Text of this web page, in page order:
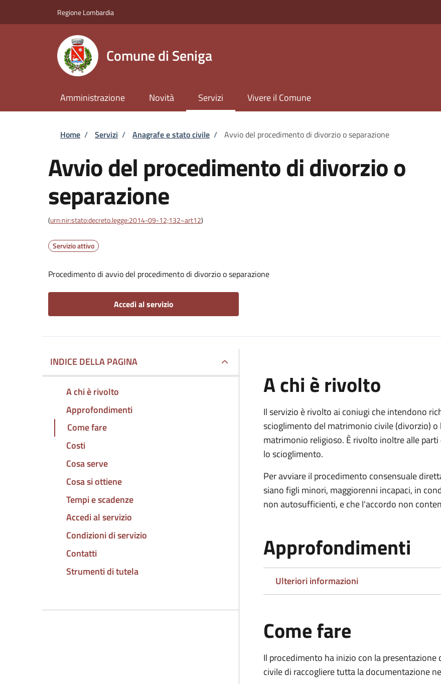
Regione Lombardia
Comune di Seniga
Amministrazione Novità Servizi Vivere il Comune
Briciole di pane
Home / Servizi / Anagrafe e stato civile / Avvio del procedimento di divorzio o separazione
Avvio del procedimento di divorzio o
separazione
(urn:nir:stato:decreto.legge:2014-09-12;132~art12)
Servizio attivo
Procedimento di avvio del procedimento di divorzio o separazione
Accedi al servizio
INDICE DELLA PAGINA
A chi è rivolto
Approfondimenti
Come fare
Costi
Cosa serve
Cosa si ottiene
Tempi e scadenze
Accedi al servizio
Condizioni di servizio
Contatti
Strumenti di tutela
A chi è rivolto
Il servizio è rivolto ai coniugi che intendono
scioglimento del matrimonio civile (divorzio)
matrimonio religioso. È rivolto inoltre alle
lo scioglimento.
Per avviare il procedimento consensuale
siano figli minori, maggiorenni incapaci, in
non autosufficienti, e che l'accordo non
Approfondimenti
Ulteriori informazioni
Come fare
Il procedimento ha inizio con la
civile di raccogliere tutta la documentazione